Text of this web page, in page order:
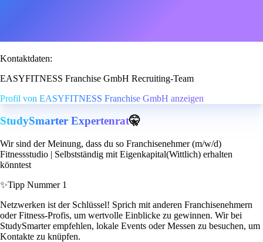
Kontaktdaten:
EASYFITNESS Franchise GmbH Recruiting-Team
Profil von EASYFITNESS Franchise GmbH anzeigen
StudySmarter Expertenrat🤫
Wir sind der Meinung, dass du so Franchisenehmer (m/w/d)
Fitnessstudio | Selbstständig mit Eigenkapital(Wittlich) erhalten
könntest
✨Tipp Nummer 1
Netzwerken ist der Schlüssel! Sprich mit anderen Franchisenehmern
oder Fitness-Profis, um wertvolle Einblicke zu gewinnen. Wir bei
StudySmarter empfehlen, lokale Events oder Messen zu besuchen, um
Kontakte zu knüpfen.